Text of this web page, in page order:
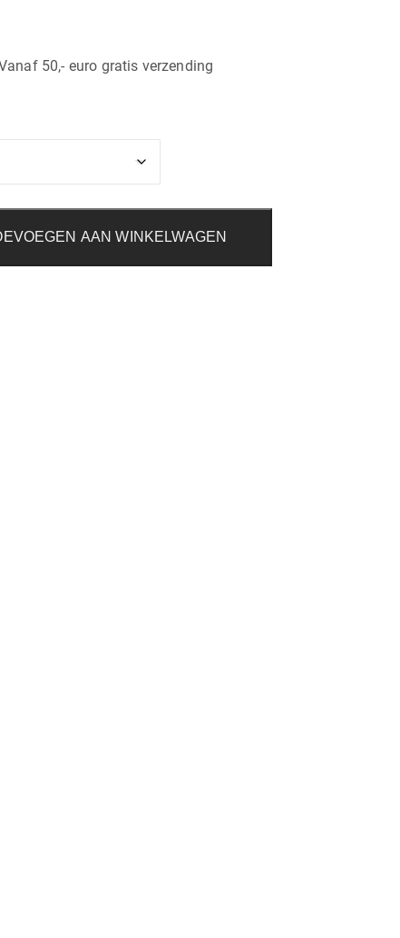
50,- euro gratis verzending
AAN WINKELWAGEN